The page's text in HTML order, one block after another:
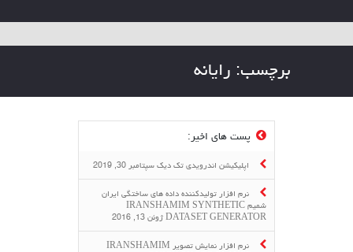
برچسب: رایانه
پست های اخیر:
اپلیکیشن اندرویدی تک دیک سپتامبر 30, 2019
نرم افزار تولیدکننده داده های ساختگی ایران
شمیم IRANSHAMIM SYNTHETIC
DATASET GENERATOR ژوئن 13, 2016
نرم افزار نمایش تصویر IRANSHAMIM